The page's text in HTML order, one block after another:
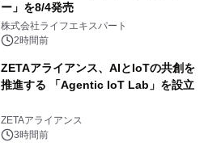
ー」を8/4発売
株式会社ライフエキスパート
2時間前
ZETAアライアンス、AIとIoTの共創を
推進する 「Agentic IoT Lab」を設立
ZETAアライアンス
3時間前